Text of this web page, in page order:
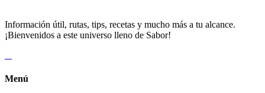
Información útil, rutas, tips, recetas y mucho más a tu alcance.
¡Bienvenidos a este universo lleno de Sabor!
Menú